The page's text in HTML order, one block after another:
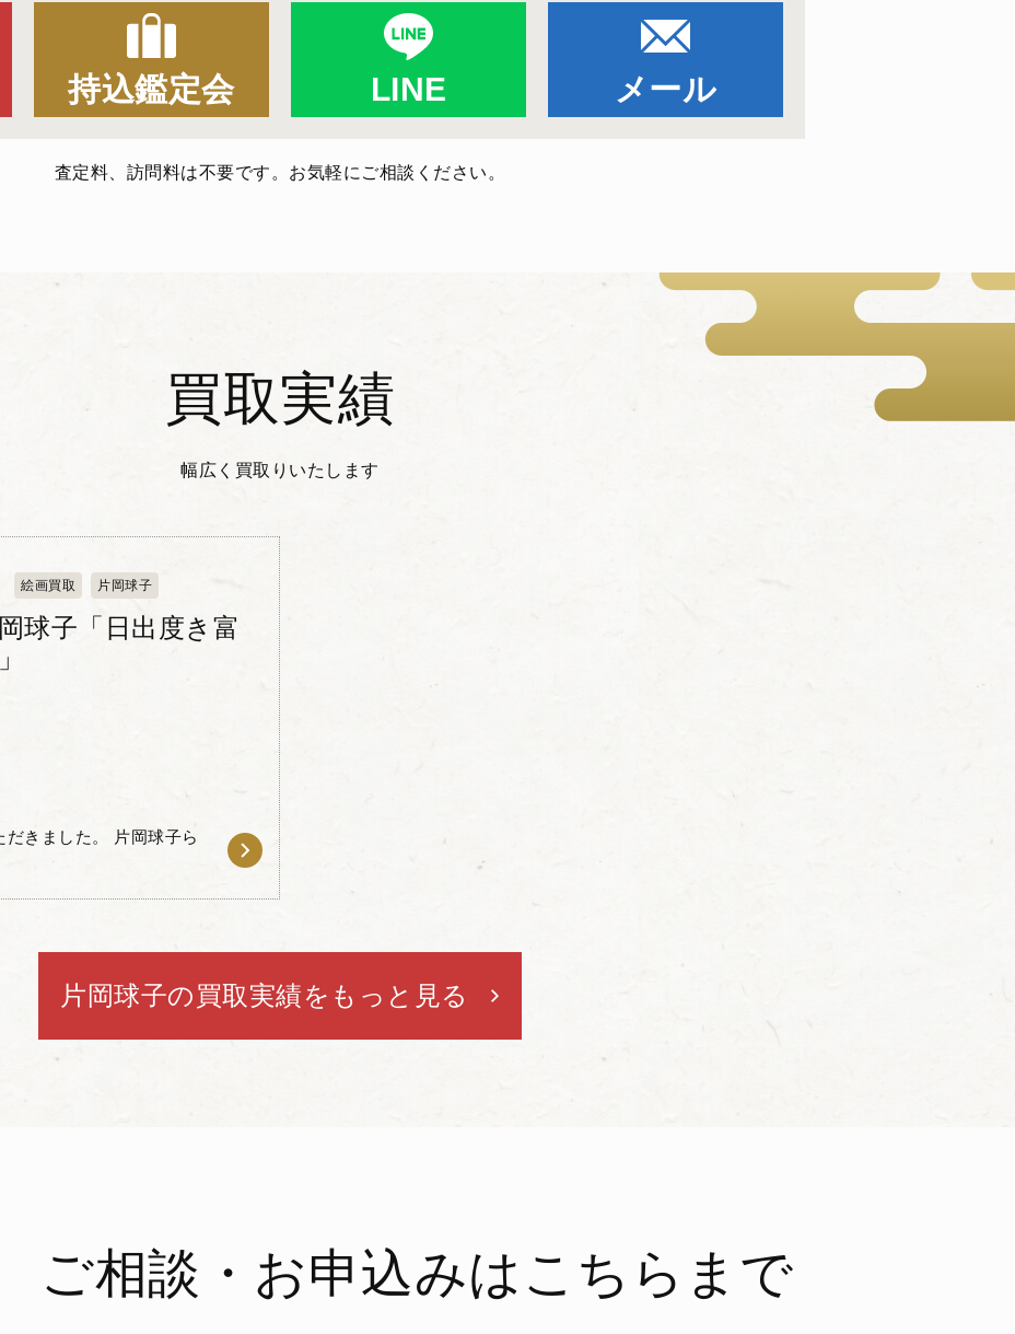
持込鑑定会 LINE メール
査定料、訪問料は不要です。お気軽にご相談ください。
買取実績
幅広く買取りいたします
絵画買取 片岡球子
球子「日出度き富
。 片岡球子ら
片岡球子の買取実績をもっと見る
ご相談・お申込みはこちらまで